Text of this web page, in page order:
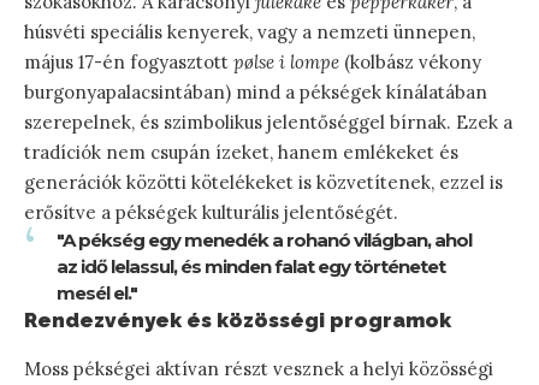
húsvéti speciális kenyerek, vagy a nemzeti ünnepen,
május 17-én fogyasztott pølse i lompe (kolbász vékony
burgonyapalacsintában) mind a pékségek kínálatában
szerepelnek, és szimbolikus jelentőséggel bírnak. Ezek a
tradíciók nem csupán ízeket, hanem emlékeket és
generációk közötti kötelékeket is közvetítenek, ezzel is
erősítve a pékségek kulturális jelentőségét.
"A pékség egy menedék a rohanó világban, ahol
az idő lelassul, és minden falat egy történetet
mesél el."
Rendezvények és közösségi programok
Moss pékségei aktívan részt vesznek a helyi közösségi